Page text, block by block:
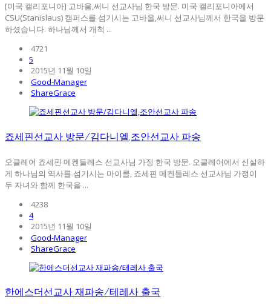
[미국 캘리포니아] 고바울,써니 선교사님 한국 방문. 미국 캘리포니아에서
CSU(Stanislaus) 캠퍼스를 섬기시는 고바울,써니 선교사님께서 한국을 방문
하셨습니다. 하나님께서 개척 ...
4721
5
2015년 11월 10일
Good-Manager
ShareGrace
죠세핀선교사 방문/김다니엘,조안선교사 파송
오클레어 죠세핀 메켄들레스 선교사님 가정 한국 방문. 오클레어에서 신실하
게 하나님의 역사를 섬기시는 마이클, 죠세핀 메켄들레스 선교사님 가정이
두 자녀와 함께 한국을 ...
4238
4
2015년 11월 10일
Good-Manager
ShareGrace
한에스더선교사 재파송/테레사 출국